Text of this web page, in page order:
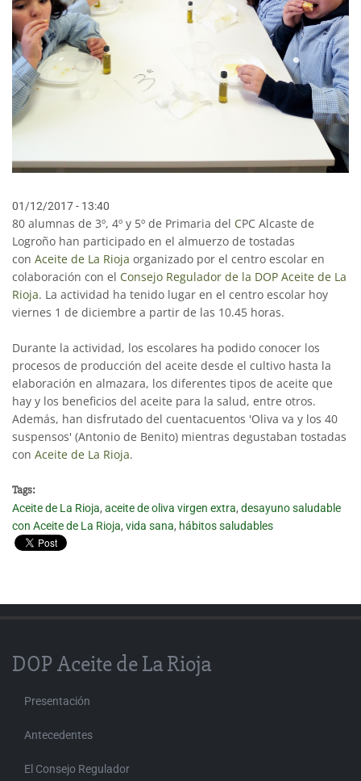
01/12/2017 - 13:40
80 alumnas de 3º, 4º y 5º de Primaria del CPC Alcaste de
Logroño han participado en el almuerzo de tostadas
con Aceite de La Rioja organizado por el centro escolar en
colaboración con el Consejo Regulador de la DOP Aceite de La
Rioja. La actividad ha tenido lugar en el centro escolar hoy
viernes 1 de diciembre a partir de las 10.45 horas.
Durante la actividad, los escolares ha podido conocer los
procesos de producción del aceite desde el cultivo hasta la
elaboración en almazara, los diferentes tipos de aceite que
hay y los beneficios del aceite para la salud, entre otros.
Además, han disfrutado del cuentacuentos 'Oliva va y los 40
suspensos' (Antonio de Benito) mientras degustaban tostadas
con Aceite de La Rioja.
Tags:
Aceite de La Rioja, aceite de oliva virgen extra, desayuno saludable
con Aceite de La Rioja, vida sana, hábitos saludables
DOP Aceite de La Rioja
Presentación
Antecedentes
El Consejo Regulador